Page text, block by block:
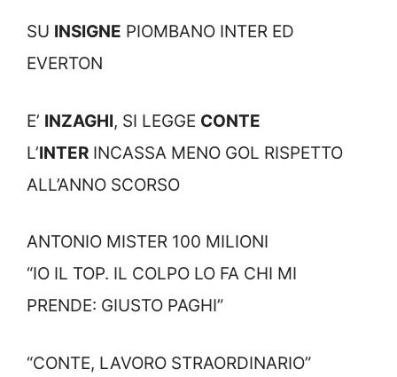
SU INSIGNE PIOMBANO INTER ED
EVERTON
E’ INZAGHI, SI LEGGE CONTE
L’INTER INCASSA MENO GOL RISPETTO
ALL’ANNO SCORSO
ANTONIO MISTER 100 MILIONI
“IO IL TOP. IL COLPO LO FA CHI MI
PRENDE: GIUSTO PAGHI”
“CONTE, LAVORO STRAORDINARIO”